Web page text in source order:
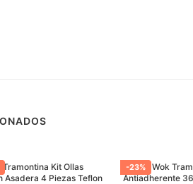
Tramontina Kit Ollas
Asadera 4 Piezas Teflon
-23%
Sarten Wok
Antiadherente